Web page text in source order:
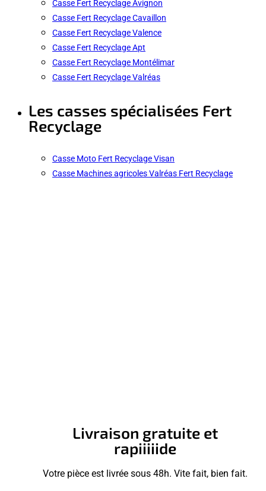
Casse Fert Recyclage Avignon
Casse Fert Recyclage Cavaillon
Casse Fert Recyclage Valence
Casse Fert Recyclage Apt
Casse Fert Recyclage Montélimar
Casse Fert Recyclage Valréas
Les casses spécialisées Fert
Recyclage
Casse Moto Fert Recyclage Visan
Casse Machines agricoles Valréas Fert Recyclage
Livraison gratuite et
rapiiiiide
Votre pièce est livrée sous 48h. Vite fait, bien fait.